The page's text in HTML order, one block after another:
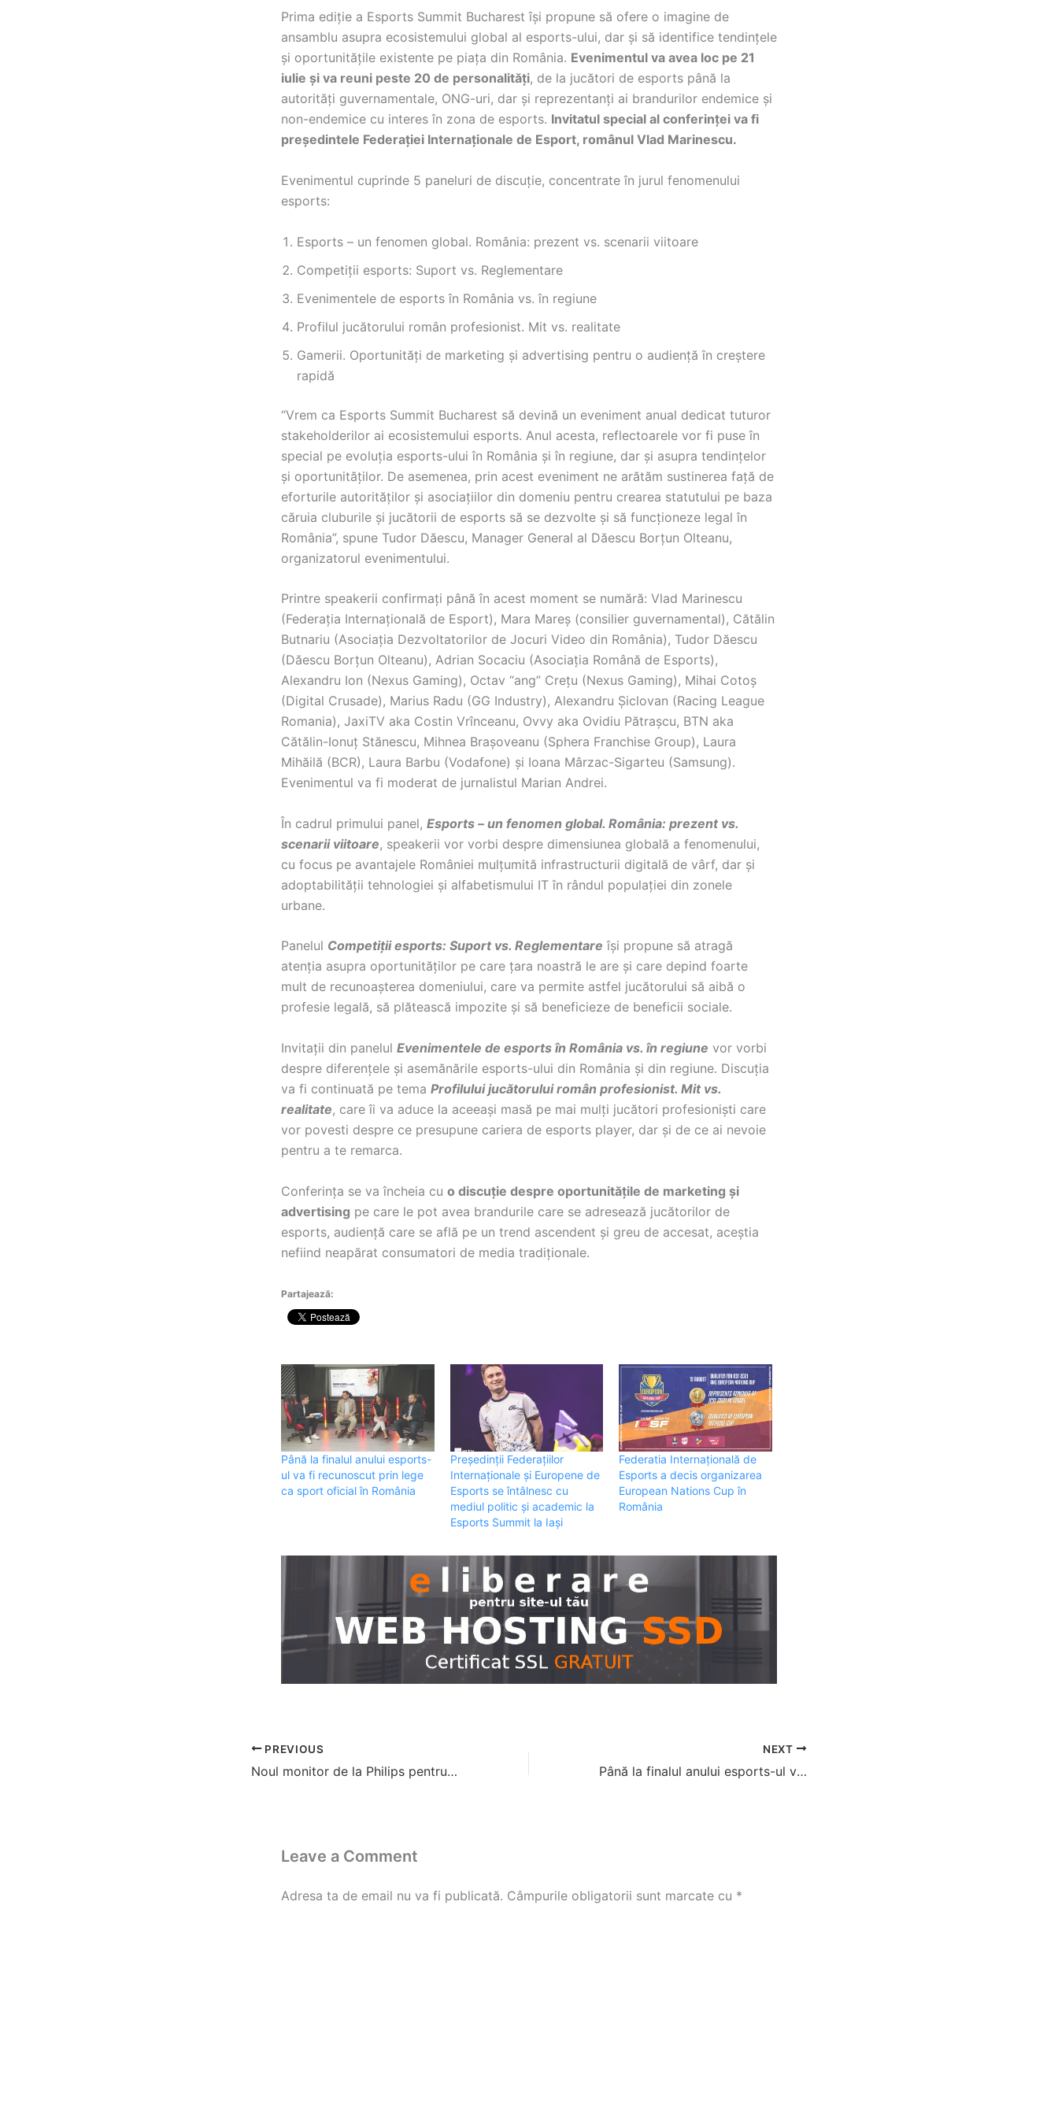
Prima ediție a Esports Summit Bucharest își propune să ofere o imagine de
ansamblu asupra ecosistemului global al esports-ului, dar și să identifice tendințele
și oportunitățile existente pe piața din România. Evenimentul va avea loc pe 21
iulie și va reuni peste 20 de personalități, de la jucători de esports până la
autorități guvernamentale, ONG-uri, dar și reprezentanți ai brandurilor endemice și
non-endemice cu interes în zona de esports. Invitatul special al conferinței va fi
preşedintele Federaţiei Internaţionale de Esport, românul Vlad Marinescu.
Evenimentul cuprinde 5 paneluri de discuție, concentrate în jurul fenomenului
esports:
Esports – un fenomen global. România: prezent vs. scenarii viitoare
Competiții esports: Suport vs. Reglementare
Evenimentele de esports în România vs. în regiune
Profilul jucătorului român profesionist. Mit vs. realitate
Gamerii. Oportunități de marketing și advertising pentru o audiență în creștere
rapidă
“Vrem ca Esports Summit Bucharest să devină un eveniment anual dedicat tuturor
stakeholderilor ai ecosistemului esports. Anul acesta, reflectoarele vor fi puse în
special pe evoluția esports-ului în România și în regiune, dar și asupra tendințelor
și oportunităților. De asemenea, prin acest eveniment ne arătăm sustinerea față de
eforturile autorităților și asociațiilor din domeniu pentru crearea statutului pe baza
căruia cluburile și jucătorii de esports să se dezvolte și să funcționeze legal în
România”, spune Tudor Dăescu, Manager General al Dăescu Borțun Olteanu,
organizatorul evenimentului.
Printre speakerii confirmați până în acest moment se numără: Vlad Marinescu
(Federaţia Internaţională de Esport), Mara Mareș (consilier guvernamental), Cătălin
Butnariu (Asociaţia Dezvoltatorilor de Jocuri Video din România), Tudor Dăescu
(Dăescu Borțun Olteanu), Adrian Socaciu (Asociația Română de Esports),
Alexandru Ion (Nexus Gaming), Octav “ang” Crețu (Nexus Gaming), Mihai Cotoș
(Digital Crusade), Marius Radu (GG Industry), Alexandru Șiclovan (Racing League
Romania), JaxiTV aka Costin Vrînceanu, Ovvy aka Ovidiu Pătrașcu, BTN aka
Cătălin-Ionuț Stănescu, Mihnea Brașoveanu (Sphera Franchise Group), Laura
Mihăilă (BCR), Laura Barbu (Vodafone) și Ioana Mârzac-Sigarteu (Samsung).
Evenimentul va fi moderat de jurnalistul Marian Andrei.
În cadrul primului panel, Esports – un fenomen global. România: prezent vs.
scenarii viitoare, speakerii vor vorbi despre dimensiunea globală a fenomenului,
cu focus pe avantajele României mulțumită infrastructurii digitală de vârf, dar și
adoptabilității tehnologiei și alfabetismului IT în rândul populației din zonele
urbane.
Panelul Competiții esports: Suport vs. Reglementare își propune să atragă
atenția asupra oportunităților pe care țara noastră le are și care depind foarte
mult de recunoașterea domeniului, care va permite astfel jucătorului să aibă o
profesie legală, să plătească impozite și să beneficieze de beneficii sociale.
Invitații din panelul Evenimentele de esports în România vs. în regiune vor vorbi
despre diferențele și asemănările esports-ului din România și din regiune. Discuția
va fi continuată pe tema Profilului jucătorului român profesionist. Mit vs.
realitate, care îi va aduce la aceeași masă pe mai mulți jucători profesioniști care
vor povesti despre ce presupune cariera de esports player, dar și de ce ai nevoie
pentru a te remarca.
Conferința se va încheia cu o discuție despre oportunitățile de marketing și
advertising pe care le pot avea brandurile care se adresează jucătorilor de
esports, audiență care se află pe un trend ascendent și greu de accesat, aceștia
nefiind neapărat consumatori de media tradiționale.
Partajează:
Până la finalul anului esports-
ul va fi recunoscut prin lege
ca sport oficial în România
Președinții Federațiilor
Internaționale și Europene de
Esports se întâlnesc cu
mediul politic și academic la
Esports Summit la Iași
Federatia Internațională de
Esports a decis organizarea
European Nations Cup în
România
PREVIOUS
Noul monitor de la Philips pentru graphic designeri și arhitecți: performanțe de top într-un ecran SuperWide
NEXT
Până la finalul anului esports-ul va fi recunoscut prin lege ca sport oficial în România
Leave a Comment
Adresa ta de email nu va fi publicată. Câmpurile obligatorii sunt marcate cu *